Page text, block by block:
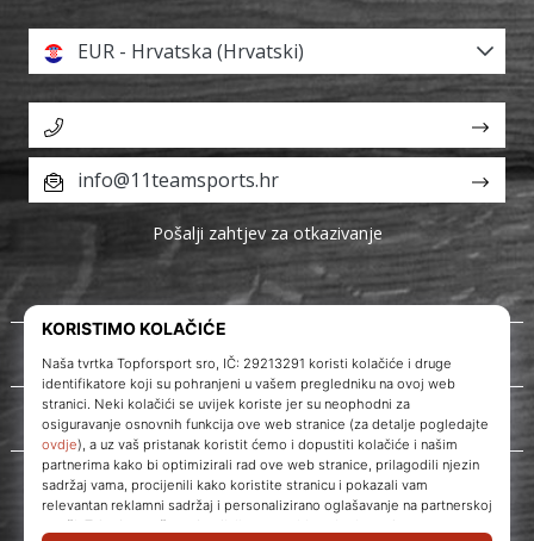
O nama
Korisnička podrška
EUR - Hrvatska (Hrvatski)
info@11teamsports.hr
Pošalji zahtjev za otkazivanje